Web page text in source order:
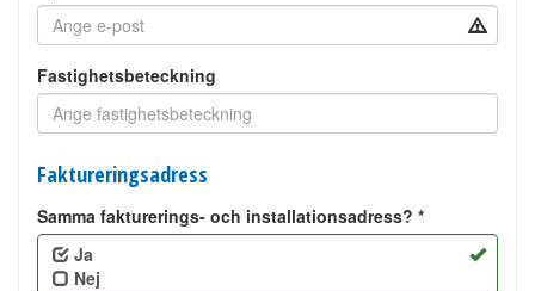
Fastighetsbeteckning
Faktureringsadress
Samma fakturerings- och installationsadress? *
Ja
Nej